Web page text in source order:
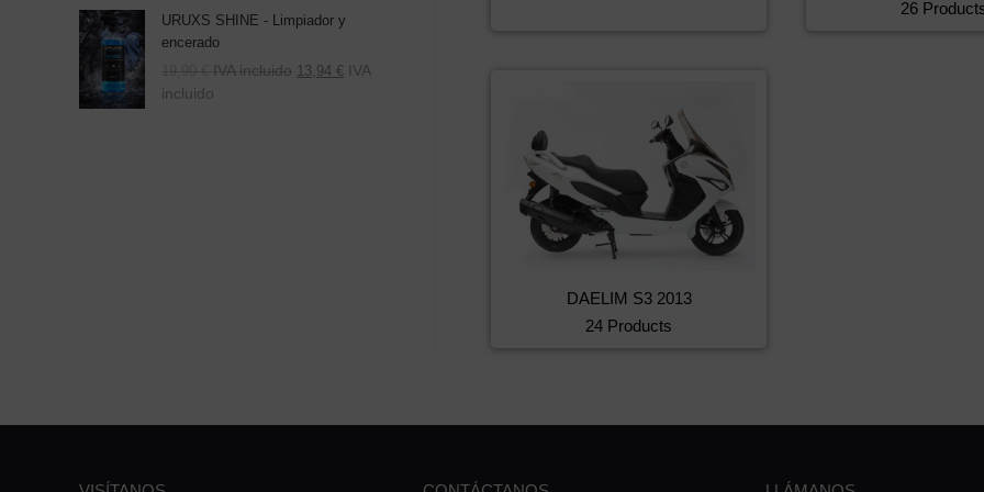
26
DAELIM S3 2013
24 Products
URUXS SHINE - Limpiador y
encerado
19,90 € IVA incluido 13,94 € IVA
incluido